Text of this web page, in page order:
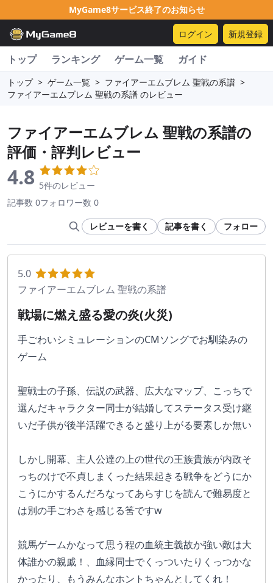
MyGame8サービス終了のお知らせ
ログイン 新規登録
トップ ランキング ゲーム一覧 ガイド
トップ > ゲーム一覧 > ファイアーエムブレム 聖戦の系譜 >
ファイアーエムブレム 聖戦の系譜 のレビュー
ファイアーエムブレム 聖戦の系譜の
評価・評判レビュー
4.8 5件のレビュー
記事数 0フォロワー数 0
レビューを書く 記事を書く フォロー
5.0
ファイアーエムブレム 聖戦の系譜
戦場に燃え盛る愛の炎(火災)
手ごわいシミュレーションのCMソングでお馴染みの
ゲーム
聖戦士の子孫、伝説の武器、広大なマップ、こっちで
選んだキャラクター同士が結婚してステータス受け継
いだ子供が後半活躍できると盛り上がる要素しか無い
しかし開幕、主人公達の上の世代の王族貴族が内政そ
っちのけで不貞しまくった結果起きる戦争をどうにか
こうにかするんだろなってあらすじを読んで難易度と
は別の手ごわさを感じる筈ですw
競馬ゲームかなって思う程の血統主義故か強い敵は大
体誰かの親戚！、血縁同士でくっついたりくっつかな
かったり、もうみんなホントちゃんとしてくれ！